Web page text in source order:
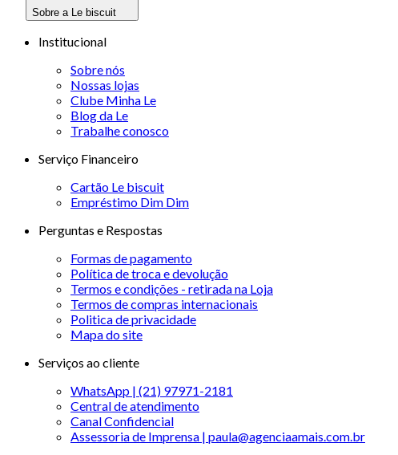
Sobre a Le biscuit
Institucional
Sobre nós
Nossas lojas
Clube Minha Le
Blog da Le
Trabalhe conosco
Serviço Financeiro
Cartão Le biscuit
Empréstimo Dim Dim
Perguntas e Respostas
Formas de pagamento
Política de troca e devolução
Termos e condições - retirada na Loja
Termos de compras internacionais
Politica de privacidade
Mapa do site
Serviços ao cliente
WhatsApp | (21) 97971-2181
Central de atendimento
Canal Confidencial
Assessoria de Imprensa | paula@agenciaamais.com.br